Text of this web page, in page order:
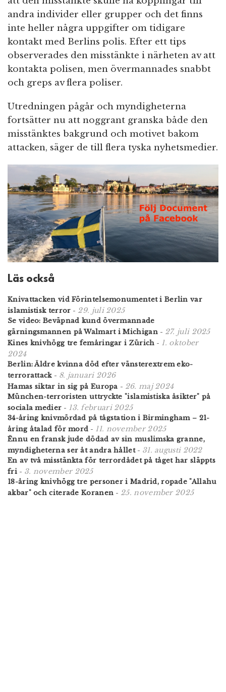
andra individer eller grupper och det finns
inte heller några uppgifter om tidigare
kontakt med Berlins polis. Efter ett tips
observerades den misstänkte i närheten av att
kontakta polisen, men övermannades snabbt
och greps av flera poliser.
Utredningen pågår och myndigheterna
fortsätter nu att noggrant granska både den
misstänktes bakgrund och motivet bakom
attacken, säger de till flera tyska nyhetsmedier.
Läs också
Knivattacken vid Förintelsemonumentet i Berlin var
islamistisk terror - 29. juli 2025
Se video: Beväpnad kund övermannade
gärningsmannen på Walmart i Michigan- 27. juli 2025
Kines knivhögg tre femåringar i Zürich - 1. oktober
2024
Berlin: Äldre kvinna död efter vänsterextrem eko-
terrorattack- 8. januari 2026
Hamas siktar in sig på Europa - 26. maj 2024
München-terroristen uttryckte "islamistiska åsikter" på
sociala medier - 13. februari 2025
34-åring knivmördad på tågstation i Birmingham – 21-
åring åtalad för mord - 11. november 2025
Ënnu en fransk jude dödad av sin muslimska granne,
myndigheterna ser åt andra hållet- 31. augusti 2022
En av två misstänkta för terrordådet på tåget har släppts
fri- 3. november 2025
18-åring knivhögg tre personer i Madrid, ropade "Allahu
akbar" och citerade Koranen - 25. november 2025